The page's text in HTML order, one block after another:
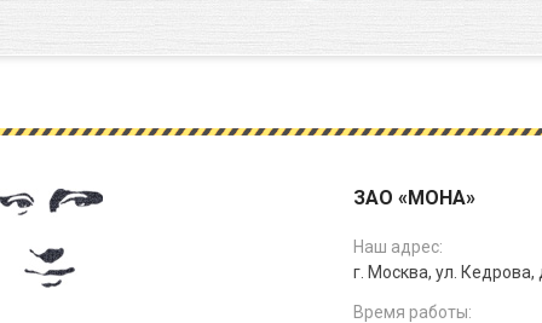
ЗАО «МОНА»
Наш адрес:
г. Москва, ул. Кедрова,
Время работы: